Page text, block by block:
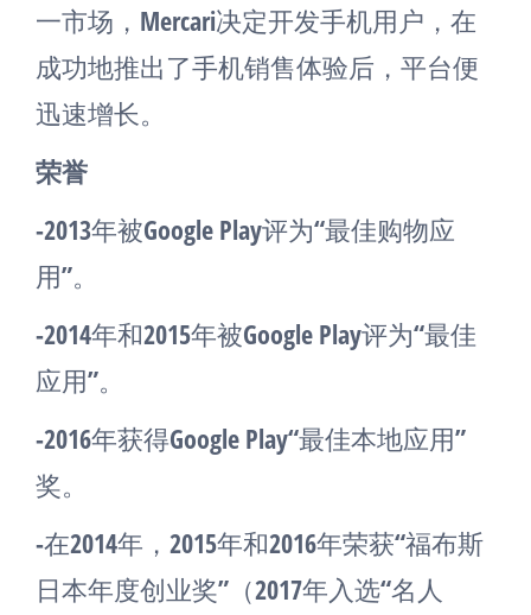
一市场，Mercari决定开发手机用户，在
成功地推出了手机销售体验后，平台便
迅速增长。
荣誉
-2013年被Google Play评为“最佳购物应
用”。
-2014年和2015年被Google Play评为“最佳
应用”。
-2016年获得Google Play“最佳本地应用”
奖。
-在2014年，2015年和2016年荣获“福布斯
日本年度创业奖”（2017年入选“名人